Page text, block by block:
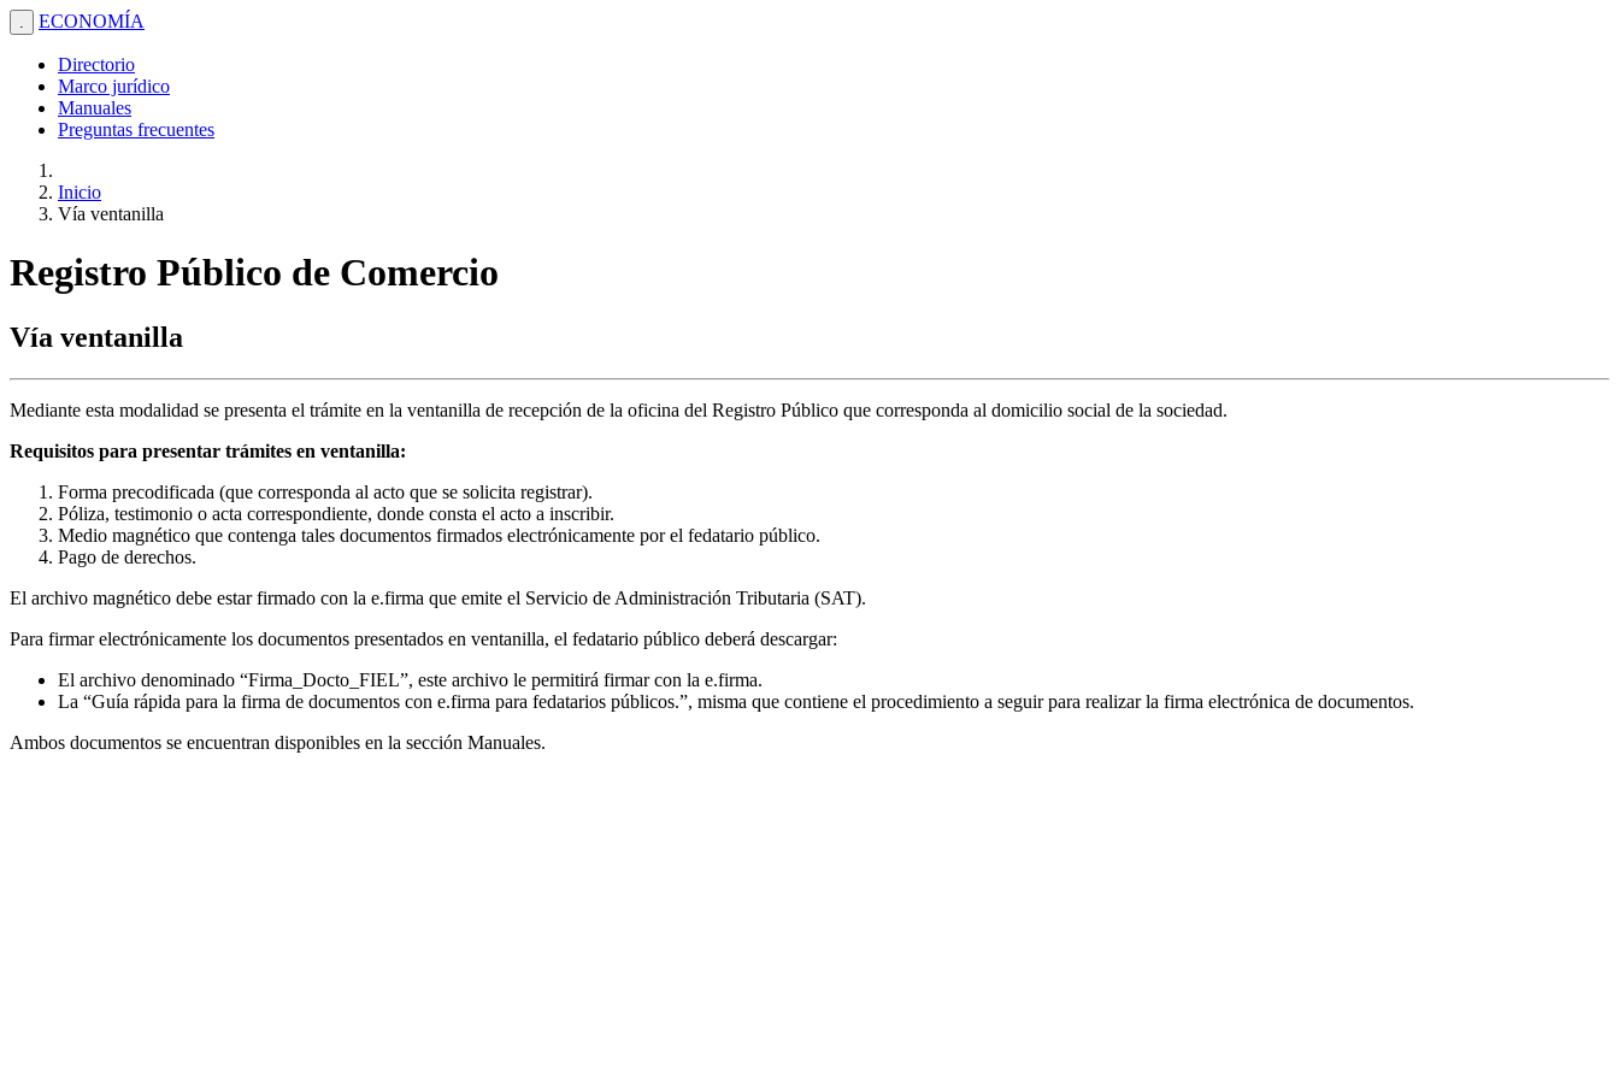
. ECONOMÍA
Directorio
Marco jurídico
Manuales
Preguntas frecuentes
Inicio
Vía ventanilla
Registro Público de Comercio
Vía ventanilla
Mediante esta modalidad se presenta el trámite en la ventanilla de recepción de la oficina del Registro Público que corresponda al domicilio social de la sociedad.
Requisitos para presentar trámites en ventanilla:
Forma precodificada (que corresponda al acto que se solicita registrar).
Póliza, testimonio o acta correspondiente, donde consta el acto a inscribir.
Medio magnético que contenga tales documentos firmados electrónicamente por el fedatario público.
Pago de derechos.
El archivo magnético debe estar firmado con la e.firma que emite el Servicio de Administración Tributaria (SAT).
Para firmar electrónicamente los documentos presentados en ventanilla, el fedatario público deberá descargar:
El archivo denominado “Firma_Docto_FIEL”, este archivo le permitirá firmar con la e.firma.
La “Guía rápida para la firma de documentos con e.firma para fedatarios públicos.”, misma que contiene el procedimiento a seguir para realizar la firma electrónica de documentos.
Ambos documentos se encuentran disponibles en la sección Manuales.